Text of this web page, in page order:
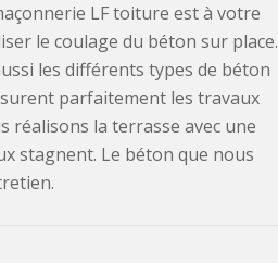
LF toiture est à votre
le coulage du béton sur place.
les différents types de béton
parfaitement les travaux
réalisons la terrasse avec une
stagnent. Le béton que nous